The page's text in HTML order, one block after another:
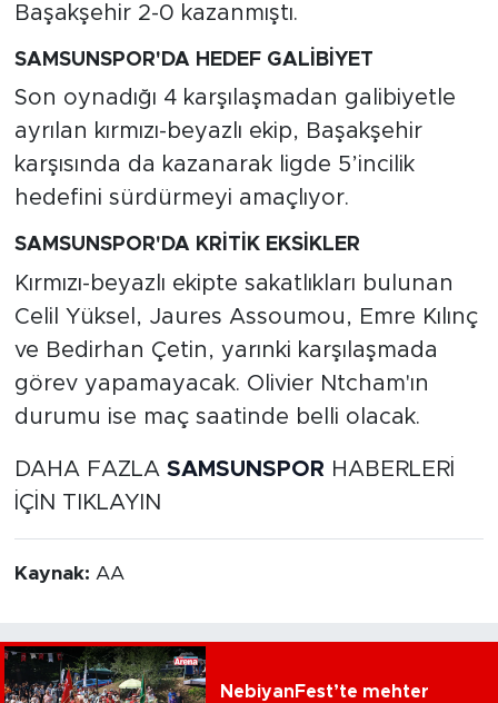
Başakşehir 2-0 kazanmıştı.
SAMSUNSPOR'DA HEDEF GALİBİYET
Son oynadığı 4 karşılaşmadan galibiyetle
ayrılan kırmızı-beyazlı ekip, Başakşehir
karşısında da kazanarak ligde 5’incilik
hedefini sürdürmeyi amaçlıyor.
SAMSUNSPOR'DA KRİTİK EKSİKLER
Kırmızı-beyazlı ekipte sakatlıkları bulunan
Celil Yüksel, Jaures Assoumou, Emre Kılınç
ve Bedirhan Çetin, yarınki karşılaşmada
görev yapamayacak. Olivier Ntcham'ın
durumu ise maç saatinde belli olacak.
DAHA FAZLA SAMSUNSPOR HABERLERİ
İÇİN TIKLAYIN
Kaynak: AA
NebiyanFest’te mehter